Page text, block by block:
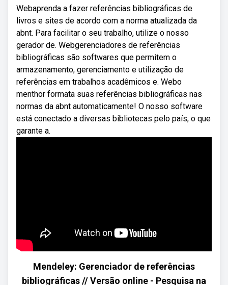
Webaprenda a fazer referências bibliográficas de
livros e sites de acordo com a norma atualizada da
abnt. Para facilitar o seu trabalho, utilize o nosso
gerador de. Webgerenciadores de referências
bibliográficas são softwares que permitem o
armazenamento, gerenciamento e utilização de
referências em trabalhos acadêmicos e. Webo
menthor formata suas referências bibliográficas nas
normas da abnt automaticamente! O nosso software
está conectado a diversas bibliotecas pelo país, o que
garante a.
Mendeley: Gerenciador de referências
bibliográficas // Versão online - Pesquisa na